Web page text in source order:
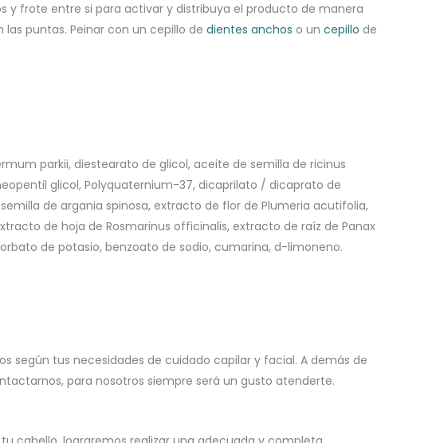
frote entre si para activar y distribuya el producto de manera
puntas. Peinar con un cepillo de dientes anchos o un cepillo de
parkii, diestearato de glicol, aceite de semilla de ricinus
glicol, Polyquaternium-37, dicaprilato / dicaprato de
de argania spinosa, extracto de flor de Plumeria acutifolia,
de hoja de Rosmarinus officinalis, extracto de raíz de Panax
de potasio, benzoato de sodio, cumarina, d-limoneno.
según tus necesidades de cuidado capilar y facial. A demás de
para nosotros siempre será un gusto atenderte.